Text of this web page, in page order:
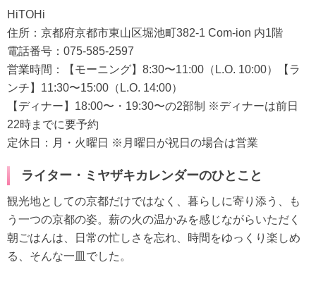
HiTOHi
住所：京都府京都市東山区堀池町382-1 Com-ion 内1階
電話番号：075-585-2597
営業時間：【モーニング】8:30〜11:00（L.O. 10:00）【ラ
ンチ】11:30〜15:00（L.O. 14:00）
【ディナー】18:00〜・19:30〜の2部制 ※ディナーは前日
22時までに要予約
定休日：月・火曜日 ※月曜日が祝日の場合は営業
ライター・ミヤザキカレンダーのひとこと
観光地としての京都だけではなく、暮らしに寄り添う、も
う一つの京都の姿。薪の火の温かみを感じながらいただく
朝ごはんは、日常の忙しさを忘れ、時間をゆっくり楽しめ
る、そんな一皿でした。